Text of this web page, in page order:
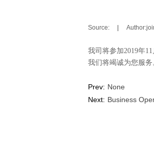
Source: Author:
我司将参加2019年11
我们将竭诚为您服务
Prev: None
Next: Business